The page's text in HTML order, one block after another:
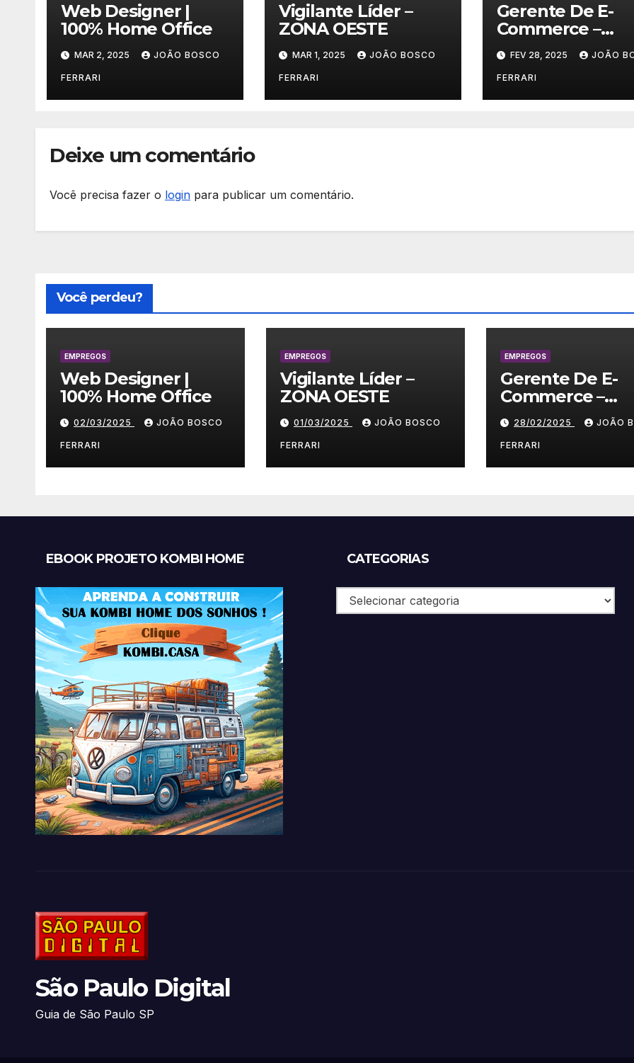
Web Designer |
100% Home Office
MAR 2, 2025 JOÃO BOSCO
FERRARI
Vigilante Líder –
ZONA OESTE
MAR 1, 2025 JOÃO BOSCO
FERRARI
Gerente De E-
Commerce –
Vestuário/ Moda
SPFEV 28, 2025 JOÃO
FERRARI
Deixe um comentário
Você precisa fazer o login para publicar um comentário.
Você perdeu?
EMPREGOS
Web Designer |
100% Home Office
02/03/2025 JOÃO BOSCO
FERRARI
EMPREGOS
Vigilante Líder –
ZONA OESTE
01/03/2025 JOÃO BOSCO
FERRARI
EMPREGOS
Gerente De E-
Commerce –
Vestuário/ Moda
SP28/02/2025 JOÃO
FERRARI
EBOOK PROJETO KOMBI HOME CATEGORIAS
Categorias
São Paulo Digital
Guia de São Paulo SP